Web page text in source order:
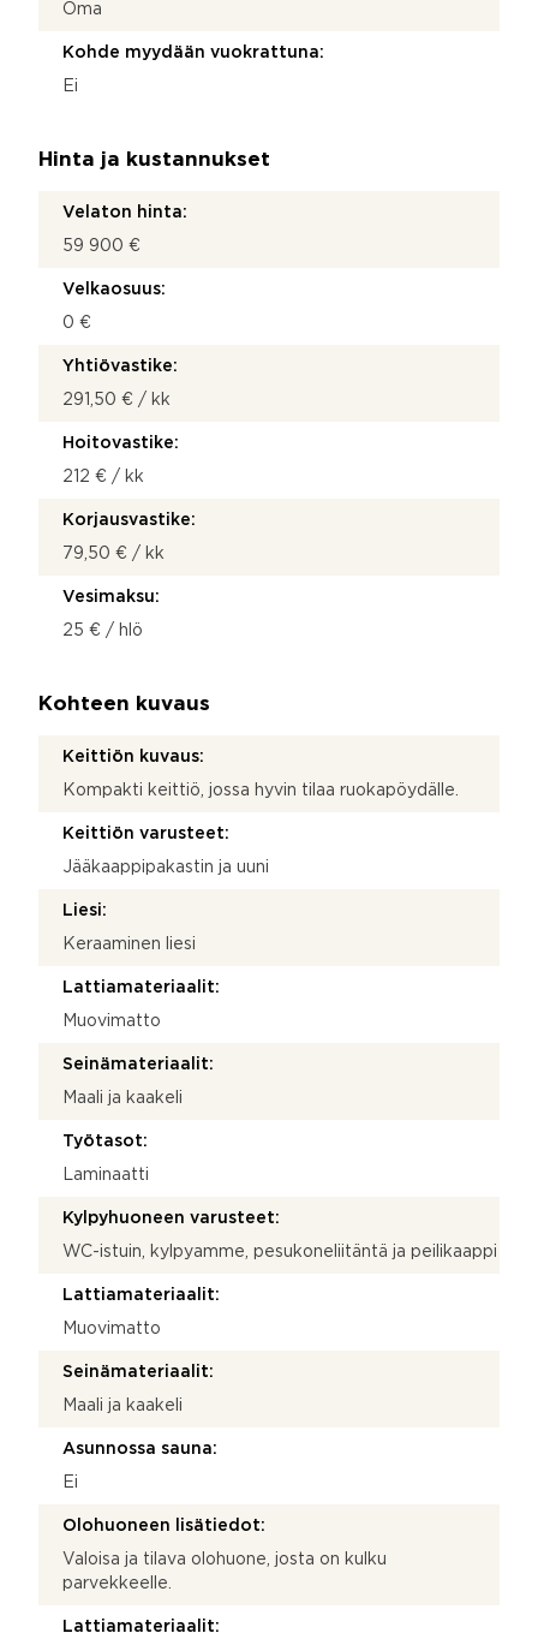
Oma
Kohde myydään vuokrattuna:
Ei
Hinta ja kustannukset
Velaton hinta:
59 900 €
Velkaosuus:
0 €
Yhtiövastike:
291,50 € / kk
Hoitovastike:
212 € / kk
Korjausvastike:
79,50 € / kk
Vesimaksu:
25 € / hlö
Kohteen kuvaus
Keittiön kuvaus:
Kompakti keittiö, jossa hyvin tilaa ruokapöydälle.
Keittiön varusteet:
Jääkaappipakastin ja uuni
Liesi:
Keraaminen liesi
Lattiamateriaalit:
Muovimatto
Seinämateriaalit:
Maali ja kaakeli
Työtasot:
Laminaatti
Kylpyhuoneen varusteet:
WC-istuin, kylpyamme, pesukoneliitäntä ja peilikaappi
Lattiamateriaalit:
Muovimatto
Seinämateriaalit:
Maali ja kaakeli
Asunnossa sauna:
Ei
Olohuoneen lisätiedot:
Valoisa ja tilava olohuone, josta on kulku
parvekkeelle.
Lattiamateriaalit: